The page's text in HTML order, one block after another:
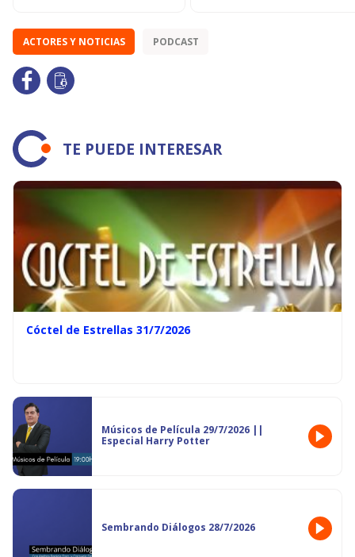
ACTORES Y NOTICIAS PODCAST
TE PUEDE INTERESAR
Cóctel de Estrellas 31/7/2026
Músicos de Película 29/7/2026 ||
Especial Harry Potter
Sembrando Diálogos 28/7/2026